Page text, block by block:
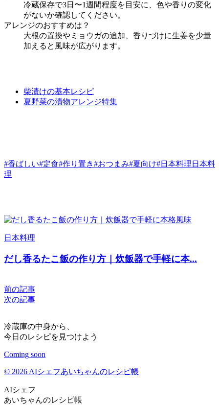
冷蔵保存で3日〜1週間程度を目安に、色や香りの変化
がないか確認してください。
アレンジのおすすめは？
大根の置換やミョウガの追加、香りづけに生姜を少量
加えると風味が広がります。
柴漬けの基本レシピ
夏野菜の漬物アレンジ特集
#香ばしい#定食#作り置き#おつまみ#夏向け#日本料理 日本料
理
日本料理
だし香るたこ飯の作り方｜炊飯器で手軽に本...
前の記事
次の記事
冷蔵庫の中身から、
今日のレシピを見つけよう
Coming soon
© 2026 AIシェフあいちゃんのレシピ帳
AIシェフ
あいちゃんのレシピ帳